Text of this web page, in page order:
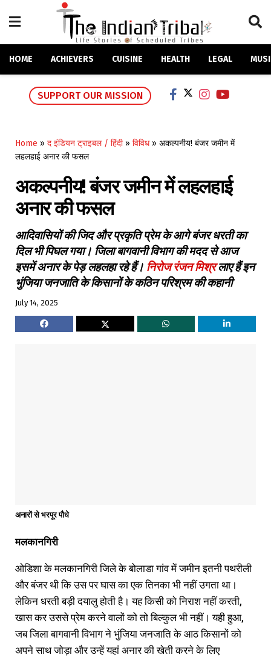
HOME ACHIEVERS CUISINE HEALTH LEGAL
SUPPORT OUR MISSION
Home » द इंडियन ट्राइबल / हिंदी» विविध» अकल्पनीय! बंजर जमीन में
लहलहाई अनार की फसल
अकल्पनीय! बंजर जमीन में लहलहाई
अनार की फसल
आदिवासियों की जिद और प्रकृति प्रेम के आगे बंजर धरती का
दिल भी पिघल गया। जिला बागवानी विभाग की मदद से आज
इसमें अनार के पेड़ लहलहा रहे हैं। निरोज रंजन मिश्रलाए हैं इन
भुंजिया जनजाति के किसानों के कठिन परिश्रम की कहानी
July 14, 2025
अनारों से भरपूर पौधे
मलकानगिरी
ओडिशा के मलकानगिरी जिले के बोलाडा गांव में जमीन इतनी पथरीली
और बंजर थी कि उस पर घास का एक तिनका भी नहीं उगता था।
लेकिन धरती बड़ी दयालु होती है। यह किसी को निराश नहीं करती,
खास कर उससे प्रेम करने वालों को तो बिल्कुल भी नहीं। यही हुआ,
जब जिला बागवानी विभाग ने भुंजिया जनजाति के आठ किसानों को
अपने साथ जोड़ा और उन्हें यहां अनार की खेती करने के लिए